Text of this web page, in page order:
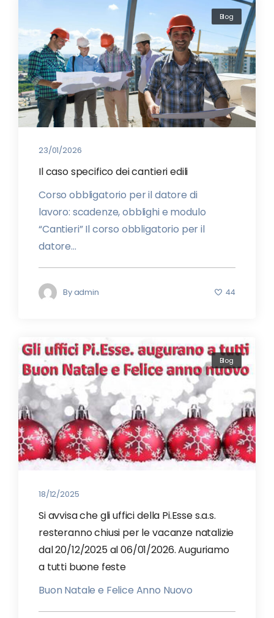
Blog
23/01/2026
Il caso specifico dei cantieri edili
Corso obbligatorio per il datore di
lavoro: scadenze, obblighi e modulo
“Cantieri” Il corso obbligatorio per il
datore...
Byadmin 44
Blog
18/12/2025
Si avvisa che gli uffici della Pi.Esse s.a.s.
resteranno chiusi per le vacanze natalizie
dal 20/12/2025 al 06/01/2026. Auguriamo
a tutti buone feste
Buon Natale e Felice Anno Nuovo